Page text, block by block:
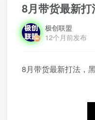
8月带货最新
极创联盟
12个月前发布
8月带货最新打法，